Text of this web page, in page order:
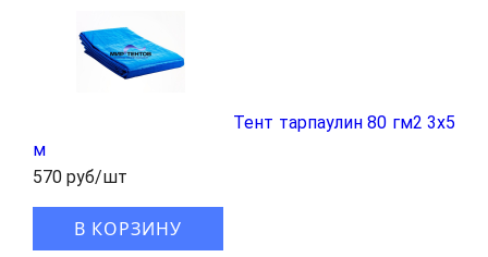
Тент тарпаулин 80 гм2 3х5
м
570 руб/шт
В КОРЗИНУ